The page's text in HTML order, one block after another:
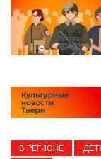
В РЕГИОНЕ